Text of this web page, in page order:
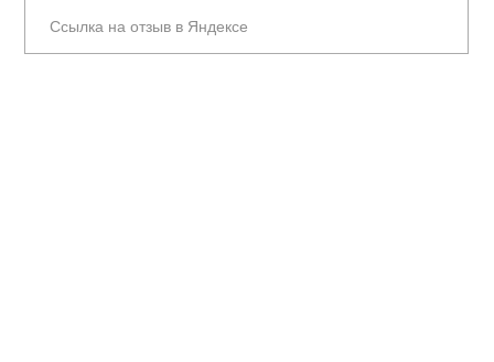
Ссылка на отзыв в Яндексе